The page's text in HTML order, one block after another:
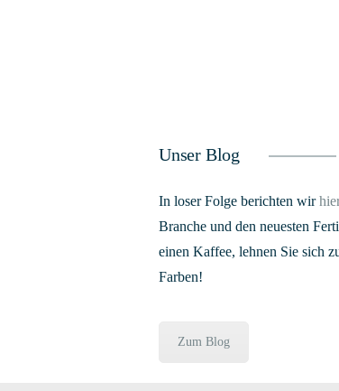
Unser Blog
In loser Folge berichten wir
Branche und den neuesten
einen Kaffee, lehnen Sie sich
Farben!
Zum Blog